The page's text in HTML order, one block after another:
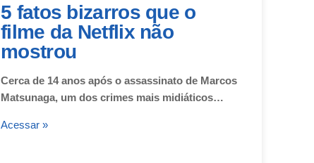
5 fatos bizarros que o
filme da Netflix não
mostrou
Cerca de 14 anos após o assassinato de Marcos
Matsunaga, um dos crimes mais midiáticos…
Acessar »